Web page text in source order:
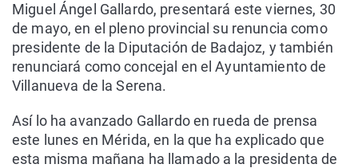
Miguel Ángel Gallardo, presentará este viernes, 30
de mayo, en el pleno provincial su renuncia como
presidente de la Diputación de Badajoz, y también
renunciará como concejal en el Ayuntamiento de
Villanueva de la Serena.
Así lo ha avanzado Gallardo en rueda de prensa
este lunes en Mérida, en la que ha explicado que
esta misma mañana ha llamado a la presidenta de